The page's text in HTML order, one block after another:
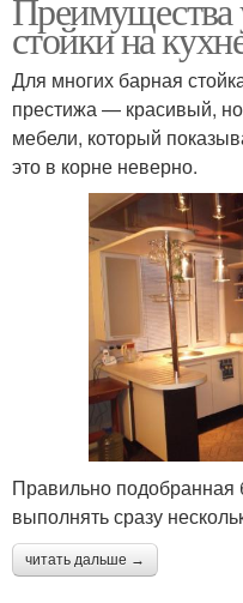
Преимущества
стойки на
Для многих барная
престижа — красивый,
мебели, который
это в корне неверно.
Правильно подобранная
выполнять сразу
читать дальше →